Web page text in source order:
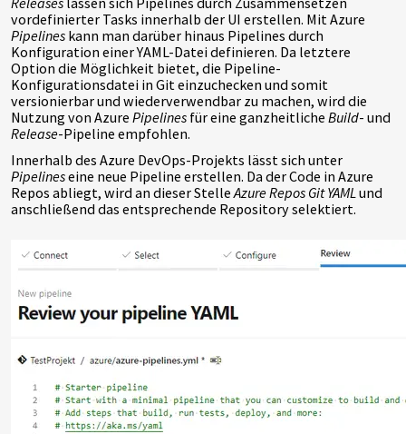
vordefinierter Tasks innerhalb der UI erstellen. Mit Azure
Pipelines kann man darüber hinaus Pipelines durch
Konfiguration einer YAML-Datei definieren. Da letztere
Option die Möglichkeit bietet, die Pipeline-
Konfigurationsdatei in Git einzuchecken und somit
versionierbar und wiederverwendbar zu machen, wird die
Nutzung von Azure Pipelines für eine ganzheitliche Build- und
Release-Pipeline empfohlen.
Innerhalb des Azure DevOps-Projekts lässt sich unter
Pipelineseine neue Pipeline erstellen. Da der Code in Azure
Repos abliegt, wird an dieser StelleAzure Repos Git YAML und
anschließend das entsprechende Repository selektiert.